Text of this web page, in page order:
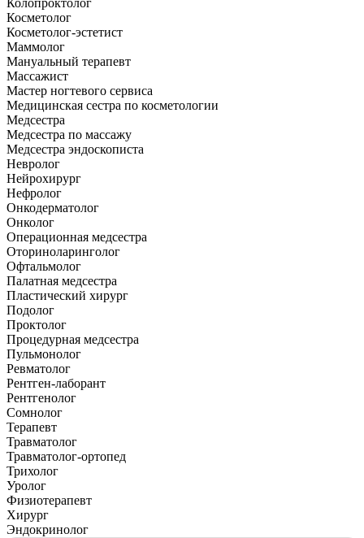
Колопроктолог
Косметолог
Косметолог-эстетист
Маммолог
Мануальный терапевт
Массажист
Мастер ногтевого сервиса
Медицинская сестра по косметологии
Медсестра
Медсестра по массажу
Медсестра эндоскописта
Невролог
Нейрохирург
Нефролог
Онкодерматолог
Онколог
Операционная медсестра
Оториноларинголог
Офтальмолог
Палатная медсестра
Пластический хирург
Подолог
Проктолог
Процедурная медсестра
Пульмонолог
Ревматолог
Рентген-лаборант
Рентгенолог
Сомнолог
Терапевт
Травматолог
Травматолог-ортопед
Трихолог
Уролог
Физиотерапевт
Хирург
Эндокринолог